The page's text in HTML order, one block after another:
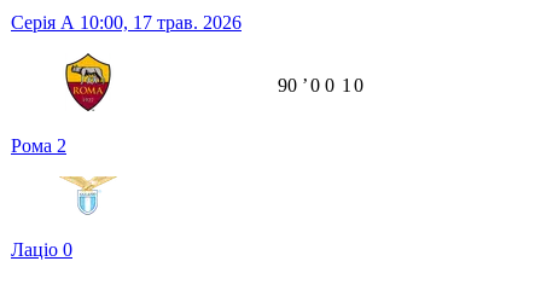
Серія А 10:00, 17 трав. 2026
Рома 2
Лаціо 0
90 ʼ0 0 1 0